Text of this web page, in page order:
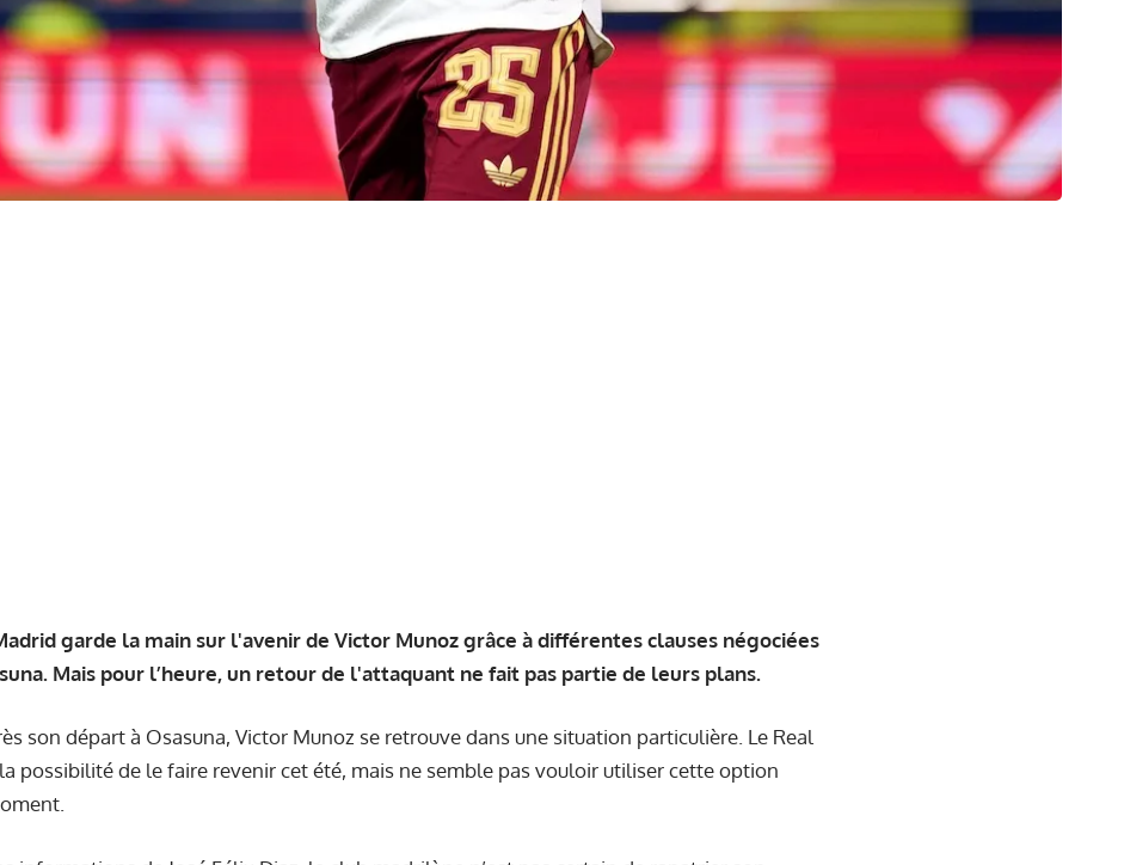
garde la main sur l'avenir de Victor Munoz grâce à différentes clauses négociées
Mais pour l’heure, un retour de l'attaquant ne fait pas partie de leurs plans.
son départ à Osasuna, Victor Munoz se retrouve dans une situation particulière. Le Real
possibilité de le faire revenir cet été, mais ne semble pas vouloir utiliser cette option